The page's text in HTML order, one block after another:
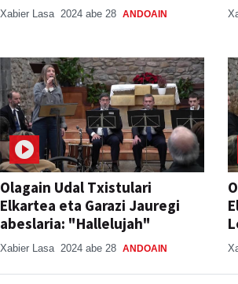
Xabier Lasa 2024 abe 28 ANDOAIN
Olagain Udal Txistulari
Elkartea eta Garazi Jauregi
abeslaria: "Hallelujah"
Xabier Lasa 2024 abe 28 ANDOAIN